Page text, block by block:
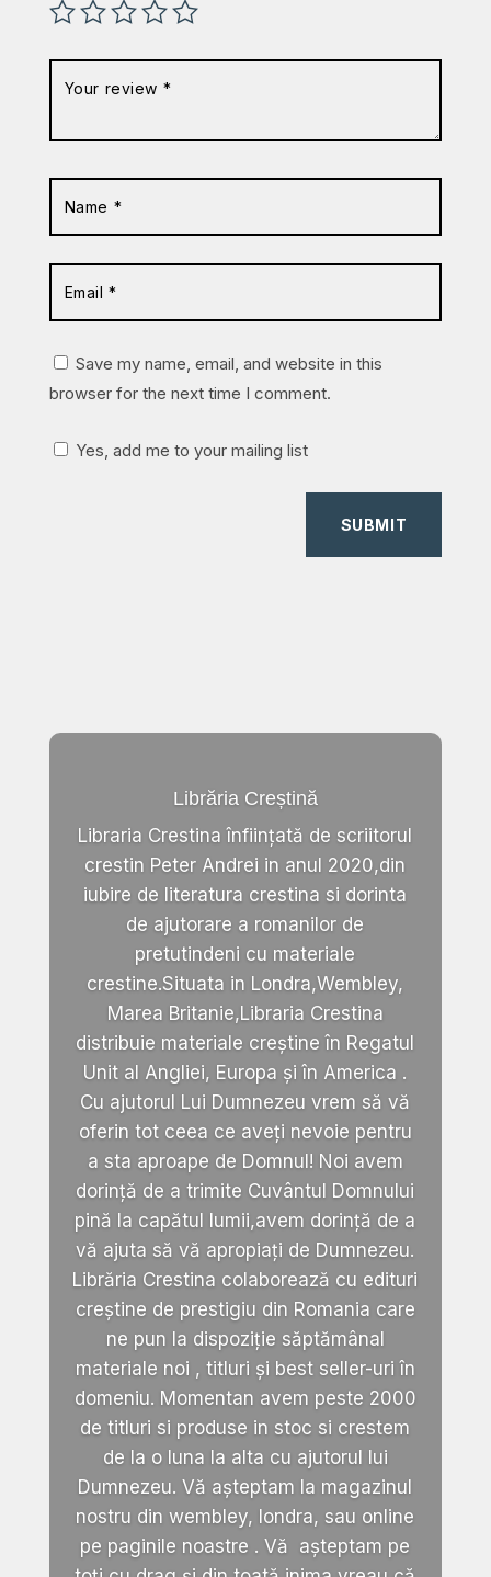
Save my name, email, and website in this
browser for the next time I comment.
Yes, add me to your mailing list
SUBMIT
Librăria Creștină
Libraria Crestina înființată de scriitorul
crestin Peter Andrei in anul 2020,din
iubire de literatura crestina si dorinta
de ajutorare a romanilor de
pretutindeni cu materiale
crestine.Situata in Londra,Wembley,
Marea Britanie,Libraria Crestina
distribuie materiale creștine în Regatul
Unit al Angliei, Europa și în America .
Cu ajutorul Lui Dumnezeu vrem să vă
oferin tot ceea ce aveți nevoie pentru
a sta aproape de Domnul! Noi avem
dorință de a trimite Cuvântul Domnului
pină la capătul lumii,avem dorință de a
vă ajuta să vă apropiați de Dumnezeu.
Librăria Crestina colaborează cu edituri
creștine de prestigiu din Romania care
ne pun la dispoziție săptămânal
materiale noi , titluri și best seller-uri în
domeniu. Momentan avem peste 2000
de titluri si produse in stoc si crestem
de la o luna la alta cu ajutorul lui
Dumnezeu. Vă așteptam la magazinul
nostru din wembley, londra, sau online
pe paginile noastre . Vă așteptam pe